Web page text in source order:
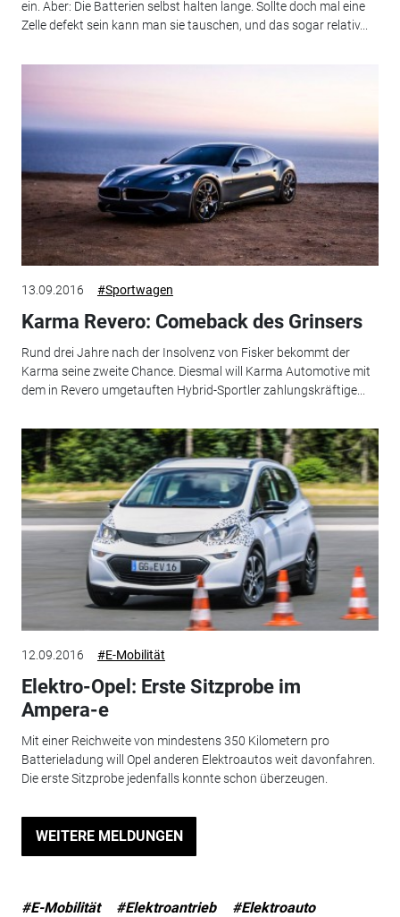
ein. Aber: Die Batterien selbst halten lange. Sollte doch mal eine
Zelle defekt sein kann man sie tauschen, und das sogar relativ...
13.09.2016 #Sportwagen
Karma Revero: Comeback des Grinsers
Rund drei Jahre nach der Insolvenz von Fisker bekommt der
Karma seine zweite Chance. Diesmal will Karma Automotive mit
dem in Revero umgetauften Hybrid-Sportler zahlungskräftige...
12.09.2016 #E-Mobilität
Elektro-Opel: Erste Sitzprobe im
Ampera-e
Mit einer Reichweite von mindestens 350 Kilometern pro
Batterieladung will Opel anderen Elektroautos weit davonfahren.
Die erste Sitzprobe jedenfalls konnte schon überzeugen.
WEITERE MELDUNGEN
#E-Mobilität #Elektroantrieb
#Elektroauto